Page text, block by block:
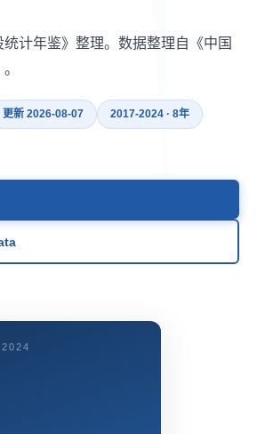
计年鉴》整理。数据整理自《中国
更新 2026-08-07 2017-2024 · 8年